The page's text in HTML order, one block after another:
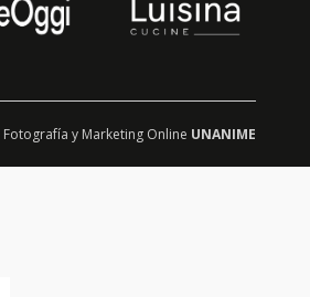
Fotografía y Marketing Online UNANIME